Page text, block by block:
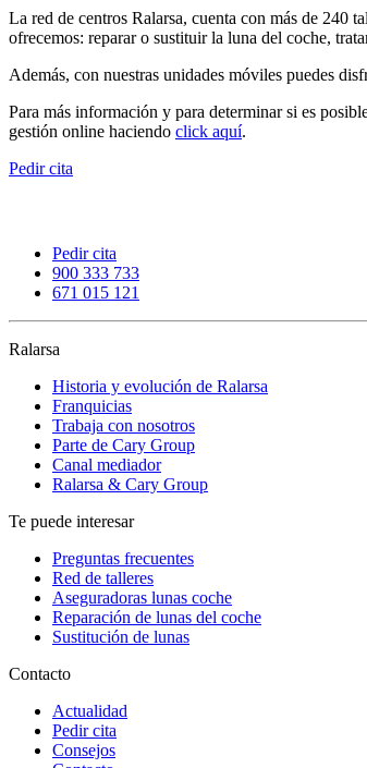
La red de centros Ralarsa, cuenta con más de 240
ofrecemos: reparar o sustituir la luna del coche,
Además, con nuestras unidades móviles puedes
Para más información y para determinar si es
gestión online haciendo click aquí.
Pedir cita
Pedir cita
900 333 733
671 015 121
Ralarsa
Historia y evolución de Ralarsa
Franquicias
Trabaja con nosotros
Parte de Cary Group
Canal mediador
Ralarsa & Cary Group
Te puede interesar
Preguntas frecuentes
Red de talleres
Aseguradoras lunas coche
Reparación de lunas del coche
Sustitución de lunas
Contacto
Actualidad
Pedir cita
Consejos